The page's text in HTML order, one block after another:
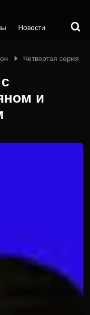
Новости
Четвертая серия
и